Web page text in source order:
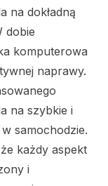
na dokładną
dobie
komputerowa
naprawy.
na szybkie i
samochodzie.
każdy aspekt
i